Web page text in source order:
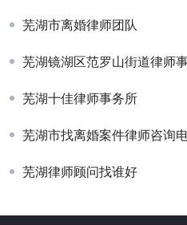
芜湖市离婚律师团队
芜湖镜湖区范罗山街道律师
芜湖十佳律师事务所
芜湖市找离婚案件律师咨询
芜湖律师顾问找谁好